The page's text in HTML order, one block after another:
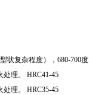
状复杂程度），680-700
处理。 HRC41-45
处理。 HRC35-45